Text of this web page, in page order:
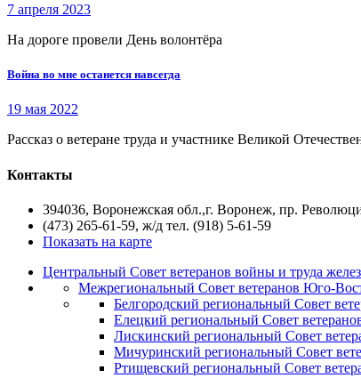
7 апреля 2023
На дороге провели День волонтёра
Война во мне останется навсегда
19 мая 2022
Рассказ о ветеране труда и участнике Великой
Контакты
394036, Воронежская обл.,г. Воронеж, пр.
(473) 265-61-59, ж/д тел. (918) 5-61-59
Показать на карте
Центральный Совет ветеранов войны и труда
Межрегиональный Совет ветеранов Юго-
Белгородский региональный Совет
Елецкий региональный Совет
Лискинский региональный Совет
Мичуринский региональный Совет
Ртищевский региональный Совет